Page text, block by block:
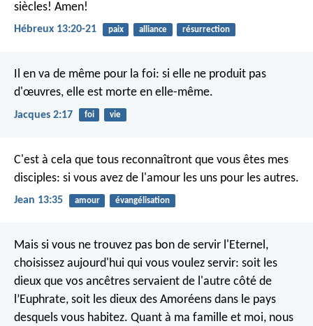
siècles! Amen!
Hébreux 13:20-21 paix alliance résurrection
Il en va de même pour la foi: si elle ne produit pas
d'œuvres, elle est morte en elle-même.
Jacques 2:17 foi vie
C'est à cela que tous reconnaîtront que vous êtes mes
disciples: si vous avez de l'amour les uns pour les autres.
Jean 13:35 amour évangélisation
Mais si vous ne trouvez pas bon de servir l'Eternel,
choisissez aujourd'hui qui vous voulez servir: soit les
dieux que vos ancêtres servaient de l'autre côté de
l’Euphrate, soit les dieux des Amoréens dans le pays
desquels vous habitez. Quant à ma famille et moi, nous